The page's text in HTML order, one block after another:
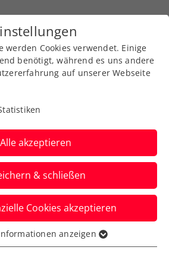
KIDS-
2018
werden Cookies verwendet. Einige
benötigt, während es uns andere
auf unserer Webseite
Alle akzeptieren
& schließen
Cookies akzeptieren
für grundlegende
anzeigen